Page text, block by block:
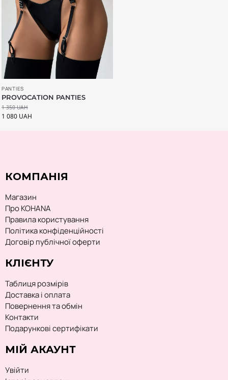
PANTIES
PROVOCATION PANTIES
1 350UAH
1 080 UAH
КОМПАНІЯ
Магазин
Про KOHANA
Правила користування
Політика конфіденційності
Договір публічної оферти
КЛІЄНТУ
Таблиця розмірів
Доставка і оплата
Повернення та обмін
Контакти
Подарункові сертифікати
МІЙ АКАУНТ
Увійти